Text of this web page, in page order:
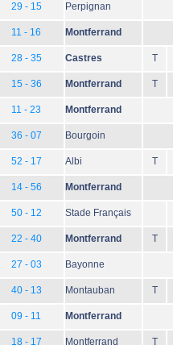
29 - 15 Perpignan
11 - 16 Montferrand
28 - 35 Castres T
15 - 36 Montferrand T
11 - 23 Montferrand
36 - 07 Bourgoin
52 - 17 Albi T
14 - 56 Montferrand
50 - 12 Stade Français
22 - 40 Montferrand T
27 - 03 Bayonne
40 - 13 Montauban T
09 - 11 Montferrand
18 - 17 Montferrand T